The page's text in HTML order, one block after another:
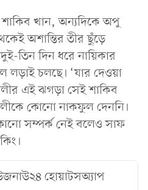
খান, অন্যদিকে অপু
অশান্তির তীর ছুঁড়ে
তিন দিন ধরে নায়িকার
লড়াই চলছে। ‘যার দেওয়া
এই ঝগড়া সেই শাকিব
কোনো নাকফুল দেননি।
সম্পর্ক নেই বলেও সাফ
হোয়াটসঅ্যাপ